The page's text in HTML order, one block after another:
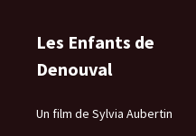
Les Enfants de
Denouval
Un film de Sylvia Aubertin